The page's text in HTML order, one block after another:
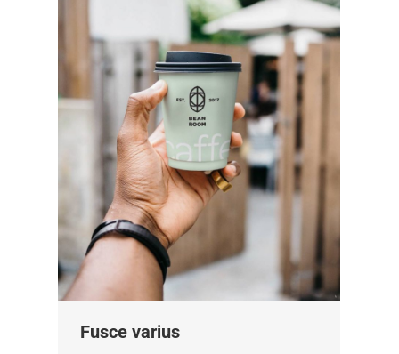
Fusce varius